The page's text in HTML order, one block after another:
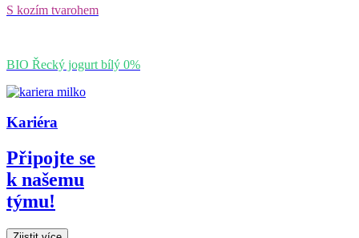
S kozím tvarohem
BIO Řecký jogurt bílý 0%
Kariéra
Připojte se
k našemu
týmu!